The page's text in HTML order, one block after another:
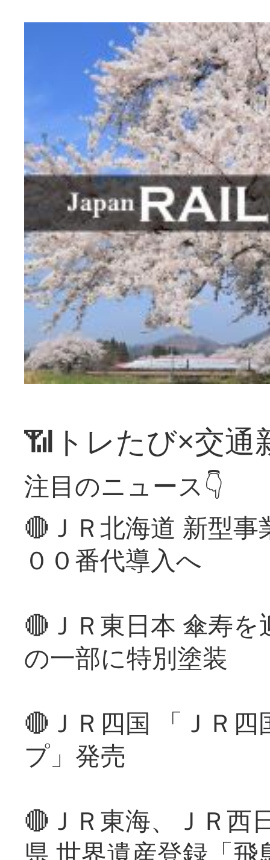
📶トレたび×交通
注目のニュース👇
🔴ＪＲ北海道 新型
００番代導入へ
🔴ＪＲ東日本 傘寿
の一部に特別塗装
🔴ＪＲ四国 「ＪＲ
プ」発売
🔴ＪＲ東海、ＪＲ西
県 世界遺産登録「